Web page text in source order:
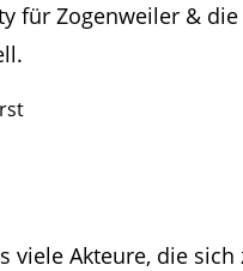
für Zogenweiler & die
viele Akteure, die sich